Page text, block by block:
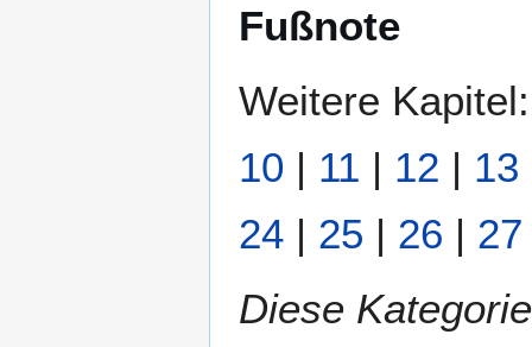
Fußnote
Weitere
10 | 11 | 12 | 13
24 | 25 | 26 | 27
Diese